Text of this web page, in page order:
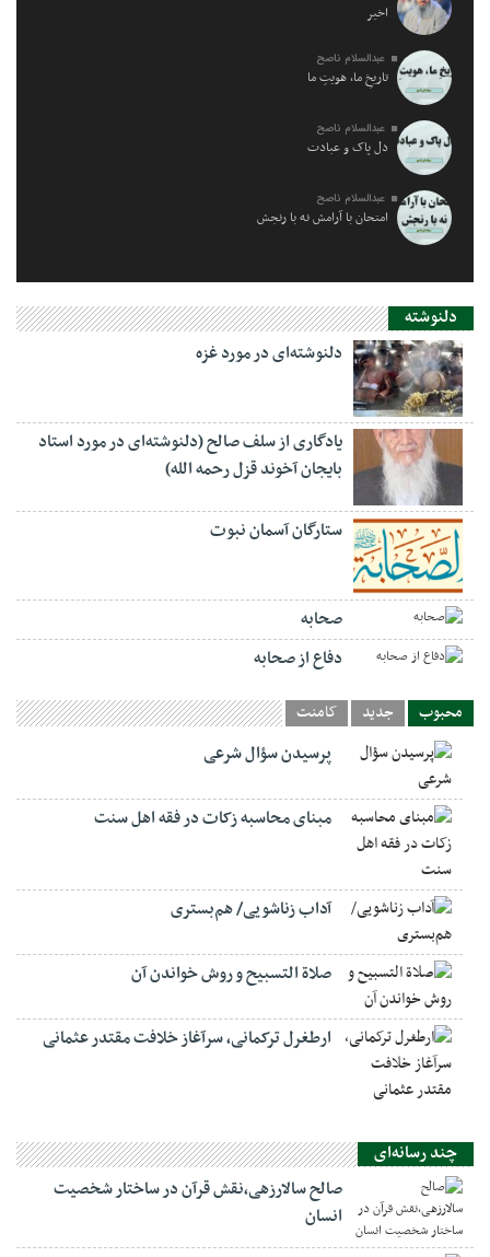
اخیر
عبدالسلام ناصح
تاریخِ ما، هویتِ ما
عبدالسلام ناصح
دل پاک و عبادت
عبدالسلام ناصح
امتحان با آرامش نه با رنجش
دلنوشته
دلنوشته‌ای در مورد غزه
یادگاری از سلف صالح (دلنوشته‌ای در مورد استاد
بایجان آخوند قزل رحمه الله)
ستارگان آسمان نبوت
صحابه
دفاع از صحابه
محبوب جدید کامنت
پرسیدن سؤال شرعی
مبنای محاسبه زکات در فقه اهل سنت
آداب زناشویی/ هم‌بستری
صلاة التسبيح و روش خواندن آن
ارطغرل ترکمانی، سرآغاز خلافت مقتدر عثمانی
چند رسانه‌ای
صالح سالارزهی،‌نقش قرآن در ساختار شخصیت
انسان